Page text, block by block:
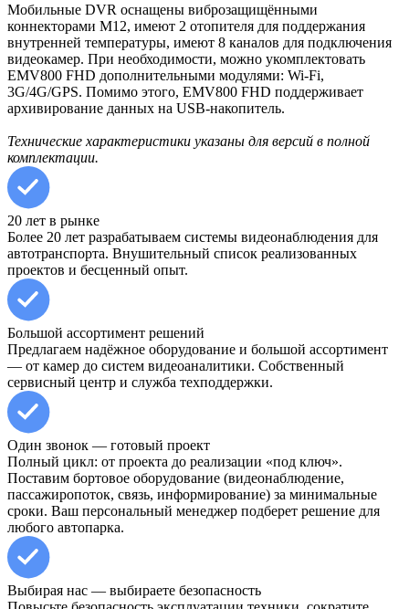
Мобильные DVR оснащены виброзащищёнными
коннекторами M12, имеют 2 отопителя для поддержания
внутренней температуры, имеют 8 каналов для подключения
видеокамер. При необходимости, можно укомплектовать
EMV800 FHD дополнительными модулями: Wi-Fi,
3G/4G/GPS. Помимо этого, EMV800 FHD поддерживает
архивирование данных на USB-накопитель.
Технические характеристики указаны для версий в полной
комплектации.
20 лет в рынке
Более 20 лет разрабатываем системы видеонаблюдения для
автотранспорта. Внушительный список реализованных
проектов и бесценный опыт.
Большой ассортимент решений
Предлагаем надёжное оборудование и большой ассортимент
— от камер до систем видеоаналитики. Собственный
сервисный центр и служба техподдержки.
Один звонок — готовый проект
Полный цикл: от проекта до реализации «под ключ».
Поставим бортовое оборудование (видеонаблюдение,
пассажиропоток, связь, информирование) за минимальные
сроки. Ваш персональный менеджер подберет решение для
любого автопарка.
Выбирая нас — выбираете безопасность